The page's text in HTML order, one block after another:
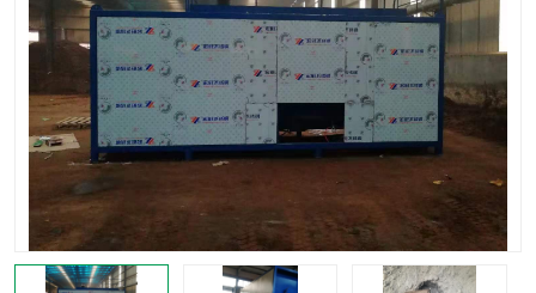
膜式堆肥机 纳米膜发酵
膜式发酵仓 分子膜堆肥仓
分子膜发酵堆肥设备